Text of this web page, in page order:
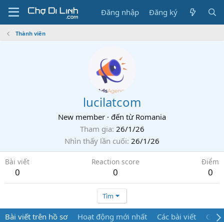
Đăng nhập Đăng ký
Thành viên
lucilatcom
New member · đến từ Romania
Tham gia 26/1/26
Nhìn thấy lần cuối 26/1/26
Bài viết
0
Reaction score
0
Điểm
0
Tìm
Bài viết trên hồ sơ Hoạt động mới nhất Các bài viết Giới